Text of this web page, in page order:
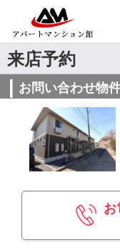
来店予約
お問い合わせ物
お